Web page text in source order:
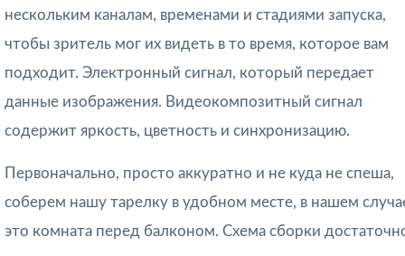
нескольким каналам, временами и стадиями запуска,
чтобы зритель мог их видеть в то время, которое вам
подходит. Электронный сигнал, который передает
данные изображения. Видеокомпозитный сигнал
содержит яркость, цветность и синхронизацию.
Первоначально, просто аккуратно и не куда не спеша,
соберем нашу тарелку в удобном месте, в нашем
это комната перед балконом. Схема сборки